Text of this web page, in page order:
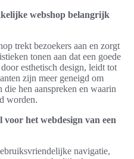
webshop belangrijk
trekt bezoekers aan en zorgt
tonen aan dat een goede
esthetisch design, leidt tot
zijn meer geneigd om
hen aanspreken en waarin
worden.
voor het webdesign van een
navigatie,